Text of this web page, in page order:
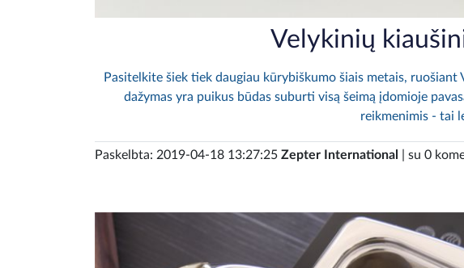
Velykinių
Pasitelkite šiek tiek daugiau kūrybiškumo šiais metais,
dažymas yra puikus būdas suburti visą šeimą įdomioje
reikmenimis - tai
Paskelbta: 2019-04-18 13:27:25 Zepter International | su 0